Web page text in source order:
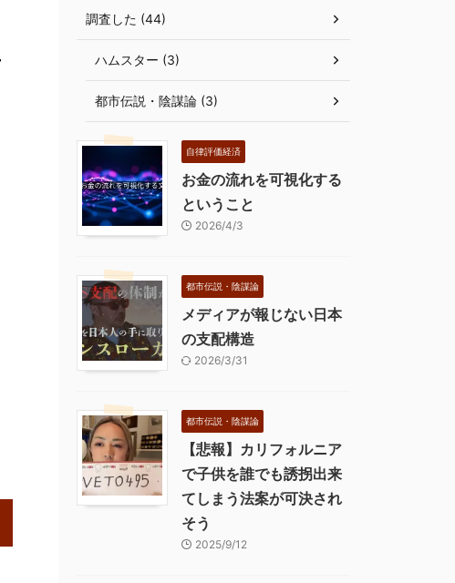
調査した (44)
ハムスター (3)
都市伝説・陰謀論 (3)
自律評価経済
お金の流れを可視化する
ということ
2026/4/3
都市伝説・陰謀論
メディアが報じない日本
の支配構造
2026/3/31
都市伝説・陰謀論
【悲報】カリフォルニア
で子供を誰でも誘拐出来
てしまう法案が可決され
そう
2025/9/12